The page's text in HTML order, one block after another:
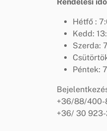
Hétfő :
Kedd:
Szerda:
Péntek:
+36/88/400-
+36/ 30